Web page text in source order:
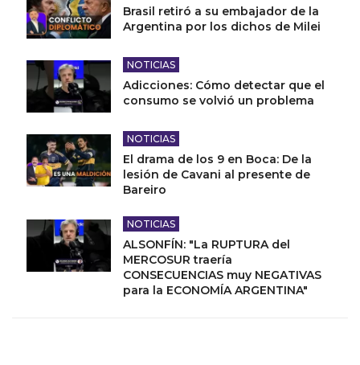
Brasil retiró a su embajador de la
Argentina por los dichos de Milei
NOTICIAS
Adicciones: Cómo detectar que el
consumo se volvió un problema
NOTICIAS
El drama de los 9 en Boca: De la
lesión de Cavani al presente de
Bareiro
NOTICIAS
ALSONFÍN: "La RUPTURA del
MERCOSUR traería
CONSECUENCIAS muy NEGATIVAS
para la ECONOMÍA ARGENTINA"